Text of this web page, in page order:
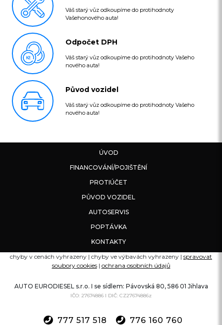
Váš starý vůz odkoupíme do protihodnoty
Vašehonového auta!
Odpočet DPH
Váš starý vůz odkoupíme do protihodnoty Vašeho
nového auta!
Původ vozidel
Váš starý vůz odkoupíme do protihodnoty Vašeho
nového auta!
ÚVOD
FINANCOVÁNÍ/POJIŠTĚNÍ
PROTIÚČET
PŮVOD VOZIDEL
AUTOSERVIS
POPTÁVKA
KONTAKTY
chyby v cenách vyhrazeny | chyby ve výbavách vyhrazeny | spravovat
soubory cookies| ochrana osobních údajů
AUTO EURODIESEL s.r.o. I se sídlem: Pávovská 80, 586 01 Jihlava
IČO: 27674886 I DIČ: CZ27674886z
777 517 518 776 160 760